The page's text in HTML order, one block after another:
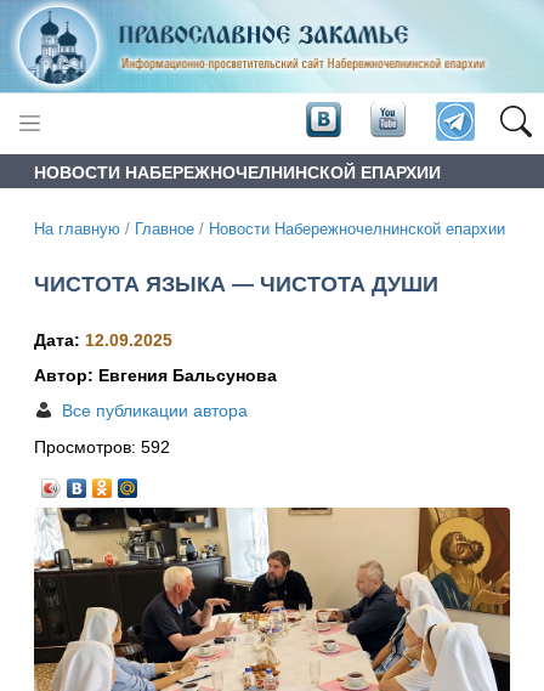
НОВОСТИ НАБЕРЕЖНОЧЕЛНИНСКОЙ ЕПАРХИИ
На главную / Главное / Новости Набережночелнинской епархии
ЧИСТОТА ЯЗЫКА — ЧИСТОТА ДУШИ
Дата: 12.09.2025
Автор: Евгения Бальсунова
Все публикации автора
Просмотров: 592